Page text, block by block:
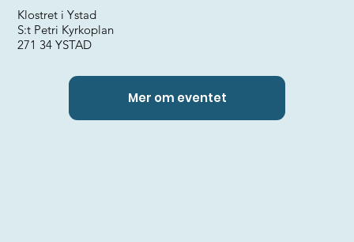
Klostret i Ystad
S:t Petri Kyrkoplan
271 34 YSTAD
Mer om eventet